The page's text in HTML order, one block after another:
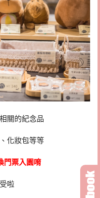
關的紀念品
化妝包等等
門票入園唷
啦